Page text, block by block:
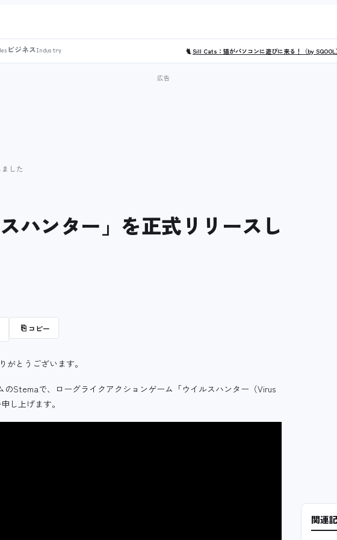
ビジネスIndustry 🐈Sill Cats：猫がパソコンに遊びに来る！（by
した
ハンター」を正式リリースし
⎘ コピー
がとうございます。
のStemaで、ローグライクアクションゲーム「ウイルスハンター（Virus
し上げます。
関連